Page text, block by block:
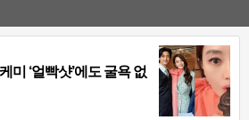
미 ‘얼빡샷’에도 굴욕 없